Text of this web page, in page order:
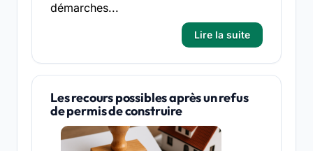
démarches...
Lire la suite
Les recours possibles après un refus
de permis de construire